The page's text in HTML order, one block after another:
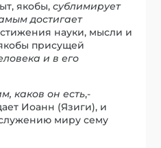
якобы,сублимирует
достигает
науки, мысли и
присущей
и в его
каков он есть,-
Иоанн (Язиги), и
миру сему